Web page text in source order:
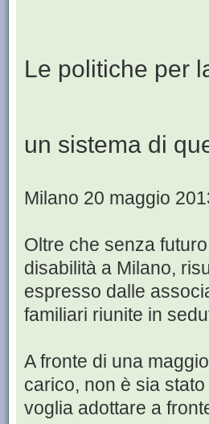
Le politiche per
un sistema di
Milano 20 maggio
Oltre che senza
disabilità a Milano,
espresso dalle
familiari riunite in
A fronte di una
carico, non è sia
voglia adottare a